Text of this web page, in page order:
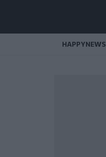
HAPPYNEWS